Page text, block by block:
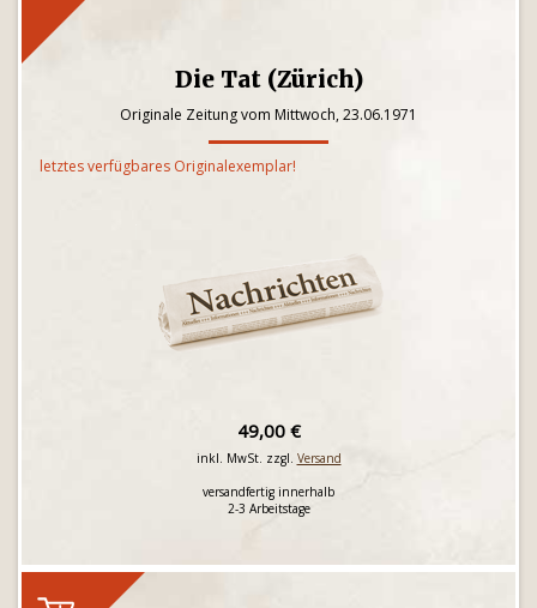
Die Tat (Zürich)
Originale Zeitung vom Mittwoch, 23.06.1971
letztes verfügbares Originalexemplar!
49,00 €
inkl. MwSt. zzgl. Versand
versandfertig innerhalb
2-3 Arbeitstage